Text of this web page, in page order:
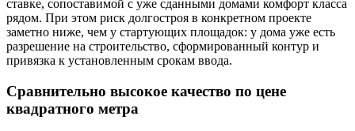
ставке, сопоставимой с уже сданными домами комфорт класса
рядом. При этом риск долгостроя в конкретном проекте
заметно ниже, чем у стартующих площадок: у дома уже есть
разрешение на строительство, сформированный контур и
привязка к установленным срокам ввода.
Сравнительно высокое качество по цене
квадратного метра